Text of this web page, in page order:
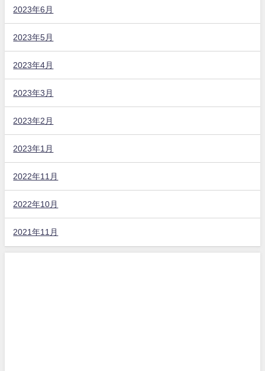
2023年6月
2023年5月
2023年4月
2023年3月
2023年2月
2023年1月
2022年11月
2022年10月
2021年11月